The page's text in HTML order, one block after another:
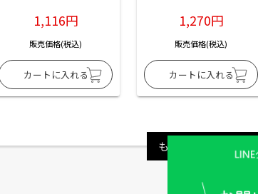
1,116円
販売価格(税込)
1,270円
販売価格(税込)
もっと見る